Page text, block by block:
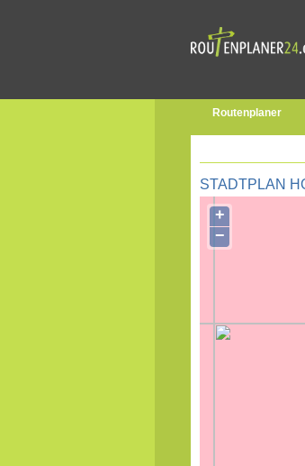
Routenplaner
STADTPLAN
+
−